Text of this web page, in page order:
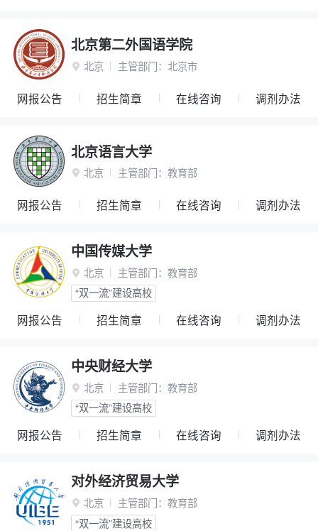
北京第二外国语学院
 北京 主管部门： 北京市
网报公告 招生简章 在线咨询 调剂办法
北京语言大学
 北京 主管部门： 教育部
网报公告 招生简章 在线咨询 调剂办法
中国传媒大学
 北京 主管部门： 教育部
“双一流”建设高校
网报公告 招生简章 在线咨询 调剂办法
中央财经大学
 北京 主管部门： 教育部
“双一流”建设高校
网报公告 招生简章 在线咨询 调剂办法
对外经济贸易大学
 北京 主管部门： 教育部
“双一流”建设高校